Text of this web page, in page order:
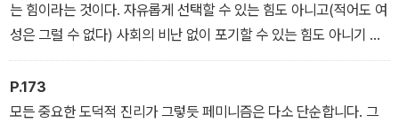
는 힘이라는 것이다. 자유롭게 선택할 수 있는 힘도 아니고(적어도 여
성은 그럴 수 없다) 사회의 비난 없이 포기할 수 있는 힘도 아니기 때
문이다. 여성은 심지어 정치와 법, 의학, 사업 등의 분야에서 정상에
올랐다고 해도, 매력을 유지하기 위해 여전히 노력해야 한다는 압박
에 늘 시달린다. 그러나 어여쁜 성별의 자격을 유지하는 한, 그 여성은
P.173
모든 중요한 도덕적 진리가 그렇듯 페미니즘은 다소 단순합니다. 그